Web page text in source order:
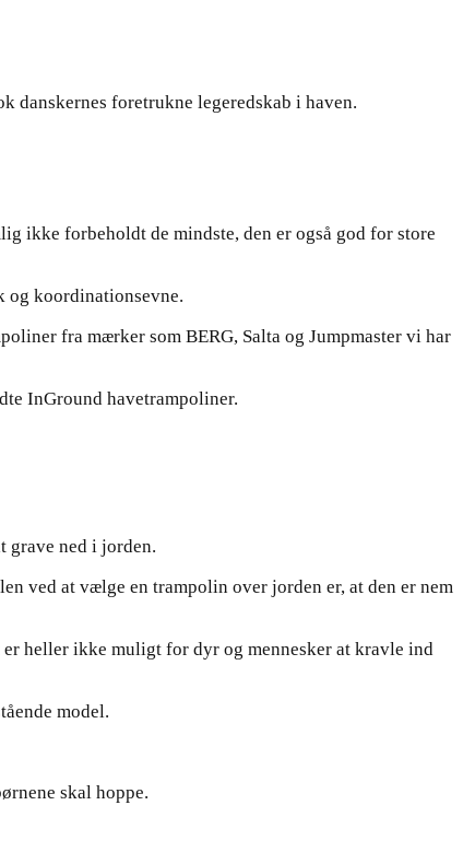
danskernes foretrukne legeredskab i haven.
ikke forbeholdt de mindste, den er også god for store
og koordinationsevne.
fra mærker som BERG, Salta og Jumpmaster vi har
InGround havetrampoliner.
grave ned i jorden.
ved at vælge en trampolin over jorden er, at den er nem
heller ikke muligt for dyr og mennesker at kravle ind
model.
skal hoppe.